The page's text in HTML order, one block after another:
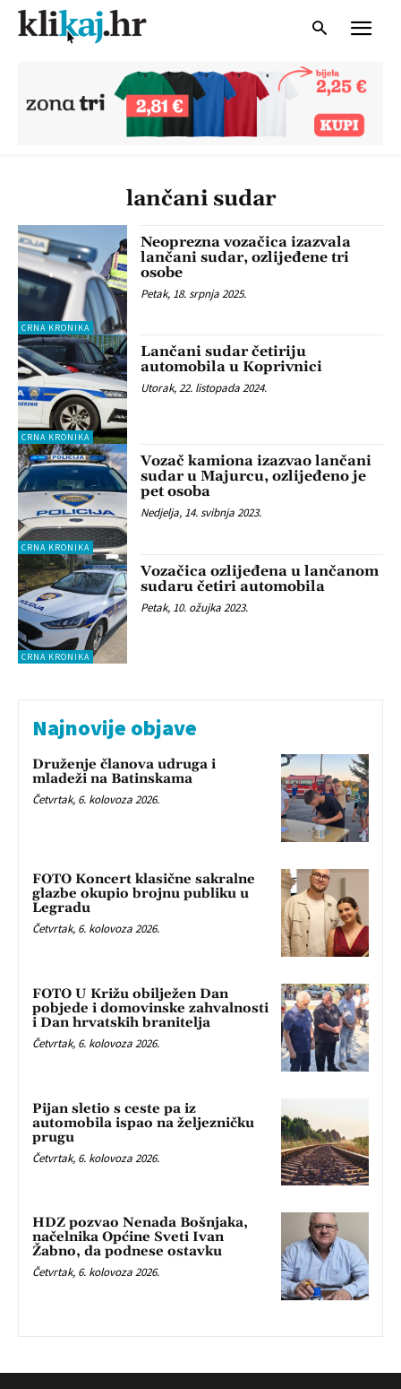
lančani sudar
CRNA KRONIKA
Neoprezna vozačica izazvala
lančani sudar, ozlijeđene tri
osobe
Petak, 18. srpnja 2025.
CRNA KRONIKA
Lančani sudar četiriju
automobila u Koprivnici
Utorak, 22. listopada 2024.
CRNA KRONIKA
Vozač kamiona izazvao lančani
sudar u Majurcu, ozlijeđeno je
pet osoba
Nedjelja, 14. svibnja 2023.
CRNA KRONIKA
Vozačica ozlijeđena u lančanom
sudaru četiri automobila
Petak, 10. ožujka 2023.
Najnovije objave
Druženje članova udruga i
mladeži na Batinskama
Četvrtak, 6. kolovoza 2026.
FOTO Koncert klasične sakralne
glazbe okupio brojnu publiku u
Legradu
Četvrtak, 6. kolovoza 2026.
FOTO U Križu obilježen Dan
pobjede i domovinske zahvalnosti
i Dan hrvatskih branitelja
Četvrtak, 6. kolovoza 2026.
Pijan sletio s ceste pa iz
automobila ispao na željezničku
prugu
Četvrtak, 6. kolovoza 2026.
HDZ pozvao Nenada Bošnjaka,
načelnika Općine Sveti Ivan
Žabno, da podnese ostavku
Četvrtak, 6. kolovoza 2026.